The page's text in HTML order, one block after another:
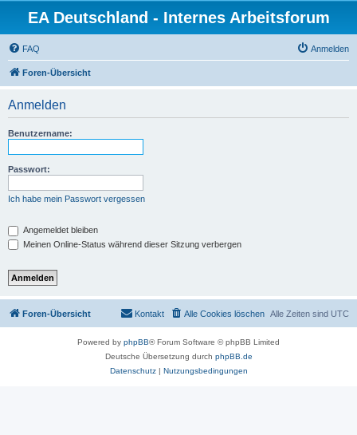
EA Deutschland - Internes Arbeitsforum
FAQ Anmelden
Foren-Übersicht
Anmelden
Benutzername:
Passwort:
Ich habe mein Passwort vergessen
Angemeldet bleiben
Meinen Online-Status während dieser Sitzung verbergen
Foren-Übersicht Alle Zeiten sind UTC
Alle Cookies löschen
Kontakt
Powered by phpBB® Forum Software © phpBB Limited
Deutsche Übersetzung durch phpBB.de
Datenschutz| Nutzungsbedingungen